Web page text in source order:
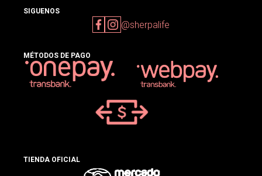
SIGUENOS
@sherpalife
MÉTODOS DE PAGO
TIENDA OFICIAL